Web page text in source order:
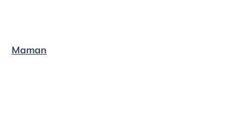
Maman